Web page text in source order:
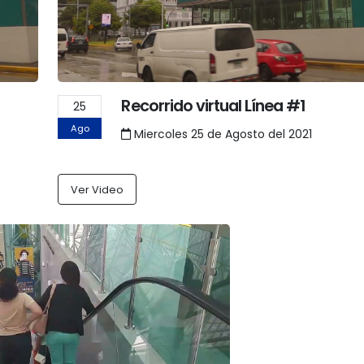
25
Ago
Recorrido virtual Línea #1
Miercoles 25 de Agosto del 2021
Ver Video